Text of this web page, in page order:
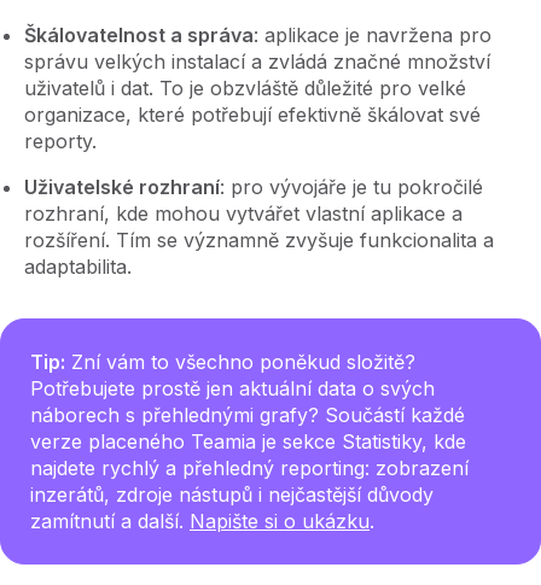
Škálovatelnost a správa: aplikace je navržena pro
správu velkých instalací a zvládá značné množství
uživatelů i dat. To je obzvláště důležité pro velké
organizace, které potřebují efektivně škálovat své
reporty.
Uživatelské rozhraní: pro vývojáře je tu pokročilé
rozhraní, kde mohou vytvářet vlastní aplikace a
rozšíření. Tím se významně zvyšuje funkcionalita a
adaptabilita.
Tip: Zní vám to všechno poněkud složitě?
Potřebujete prostě jen aktuální data o svých
náborech s přehlednými grafy? Součástí každé
verze placeného Teamia je sekce Statistiky, kde
najdete rychlý a přehledný reporting: zobrazení
inzerátů, zdroje nástupů i nejčastější důvody
zamítnutí a další. Napište si o ukázku.